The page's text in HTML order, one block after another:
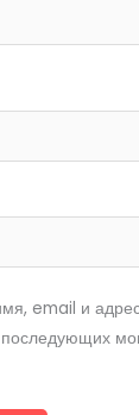
email и